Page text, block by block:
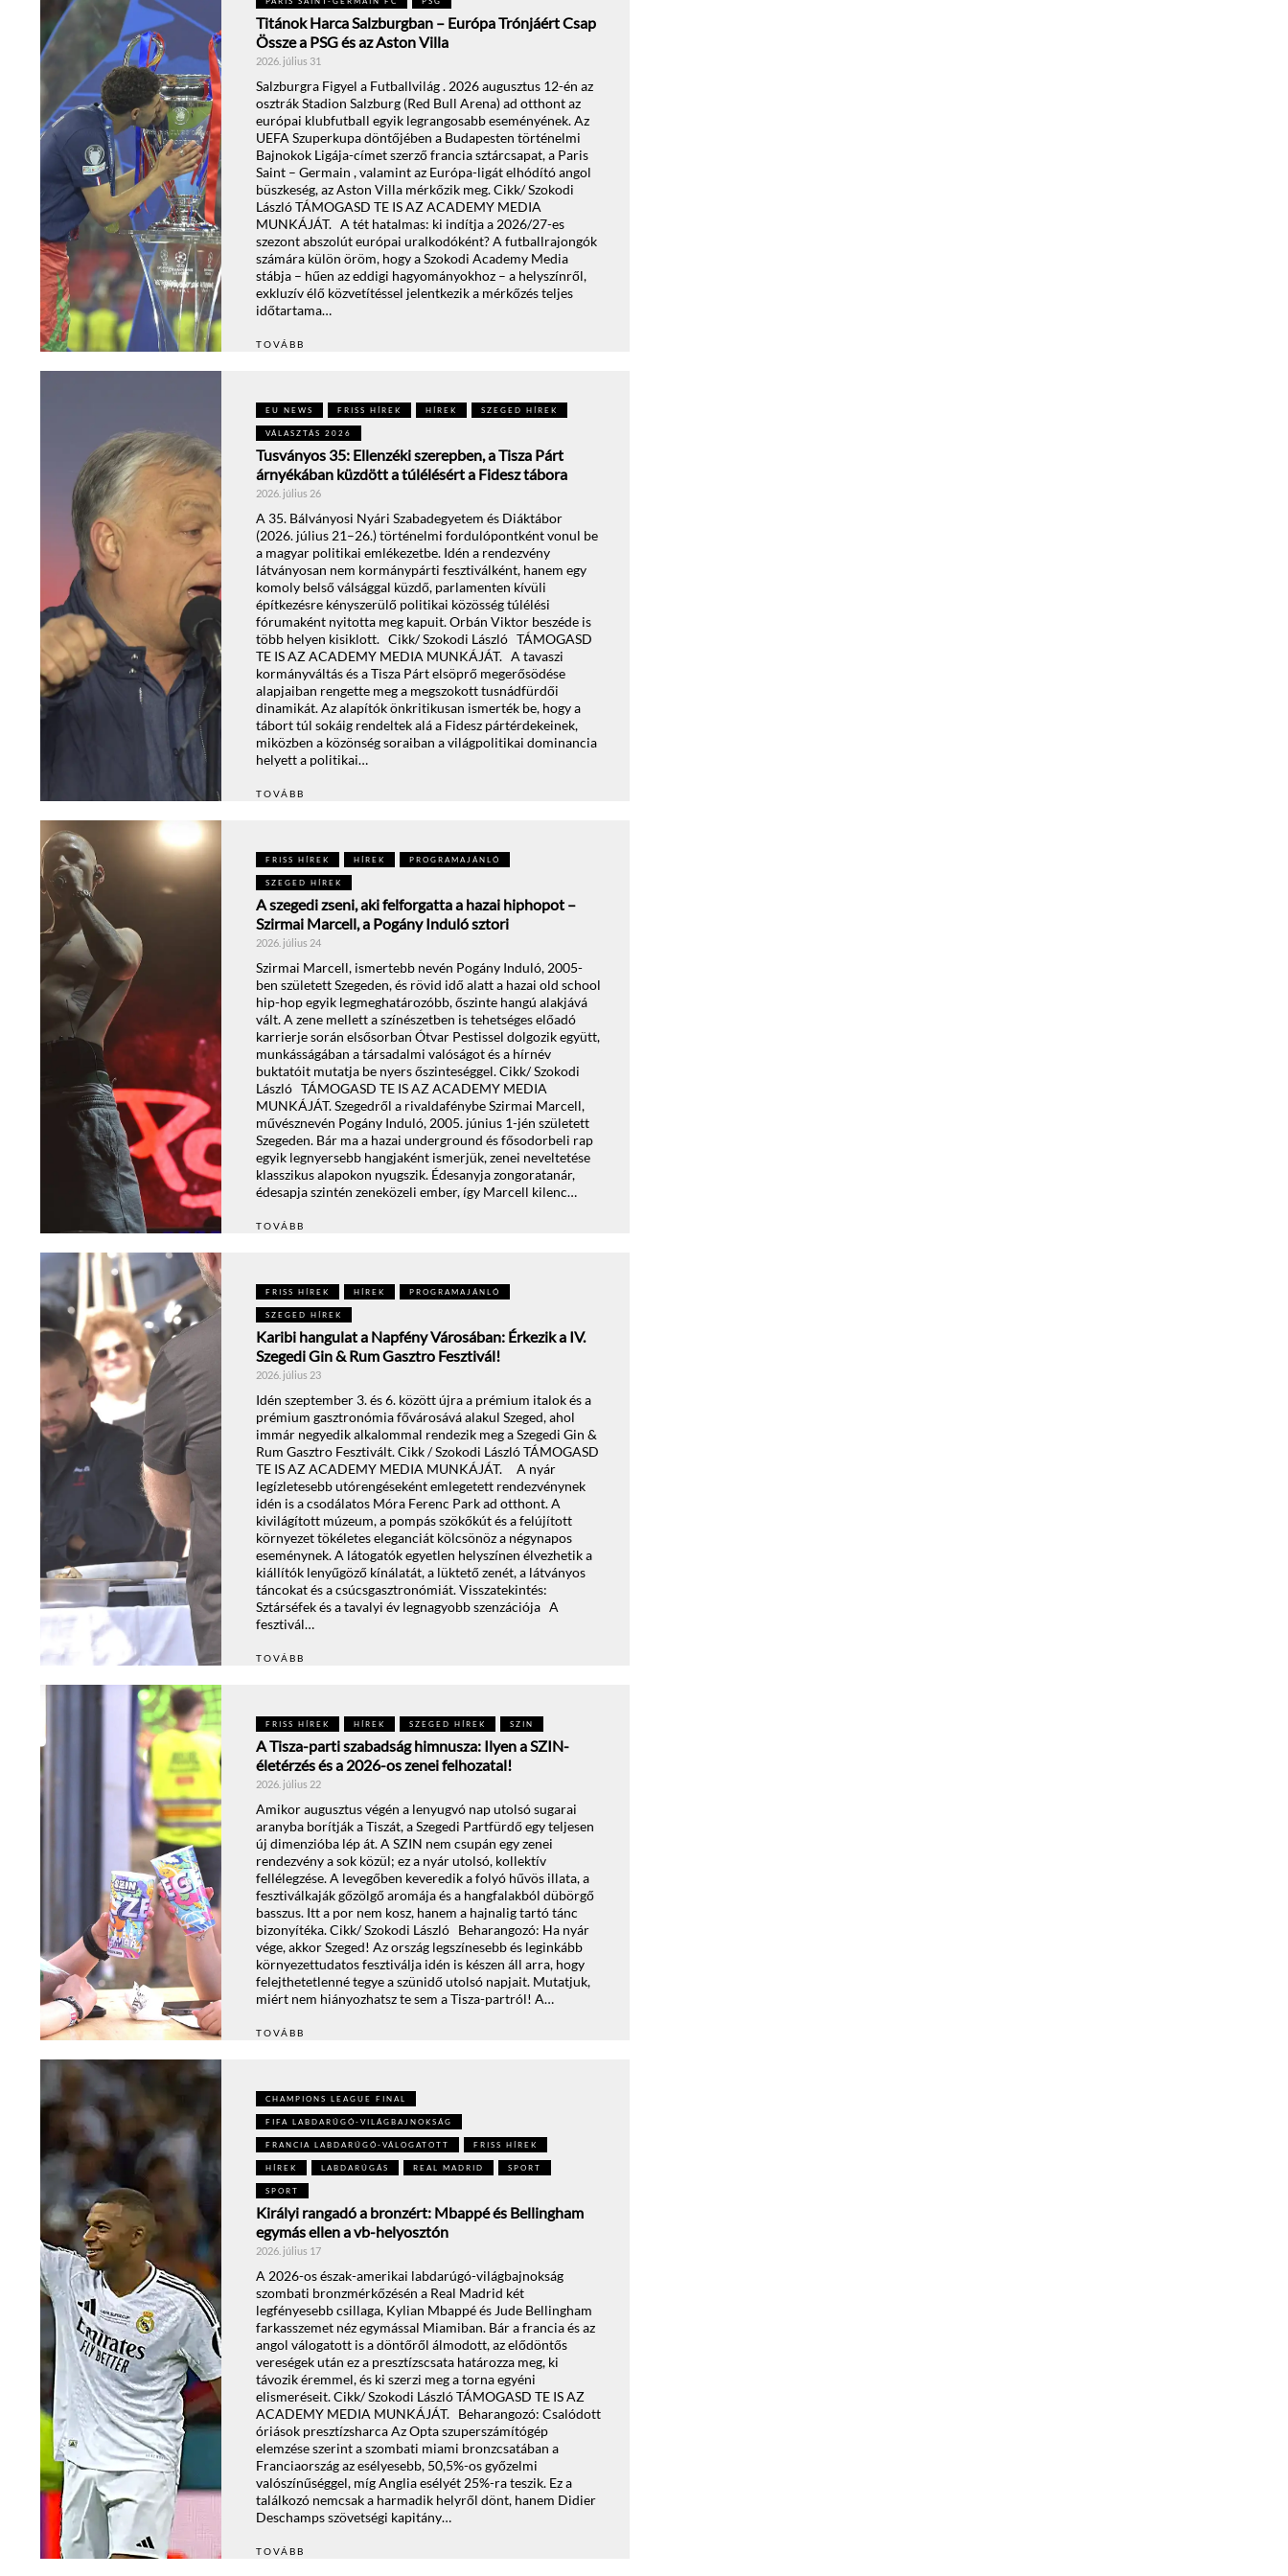
Titánok Harca Salzburgban – Európa Trónjáért Csap
Össze a PSG és az Aston Villa
2026. július 31
Salzburgra Figyel a Futballvilág . 2026 augusztus 12-én az
osztrák Stadion Salzburg (Red Bull Arena) ad otthont az
európai klubfutball egyik legrangosabb eseményének. Az
UEFA Szuperkupa döntőjében a Budapesten történelmi
Bajnokok Ligája-címet szerző francia sztárcsapat, a Paris
Saint – Germain , valamint az Európa-ligát elhódító angol
büszkeség, az Aston Villa mérkőzik meg. Cikk/ Szokodi
László TÁMOGASD TE IS AZ ACADEMY MEDIA
MUNKÁJÁT. A tét hatalmas: ki indítja a 2026/27-es
szezont abszolút európai uralkodóként? A futballrajongók
számára külön öröm, hogy a Szokodi Academy Media
stábja – hűen az eddigi hagyományokhoz – a helyszínről,
exkluzív élő közvetítéssel jelentkezik a mérkőzés teljes
időtartama…
TOVÁBB
EU NEWS FRISS HÍREK HÍREK SZEGED HÍREK
VÁLASZTÁS 2026
Tusványos 35: Ellenzéki szerepben, a Tisza Párt
árnyékában küzdött a túlélésért a Fidesz tábora
2026. július 26
A 35. Bálványosi Nyári Szabadegyetem és Diáktábor
(2026. július 21–26.) történelmi fordulópontként vonul be
a magyar politikai emlékezetbe. Idén a rendezvény
látványosan nem kormánypárti fesztiválként, hanem egy
komoly belső válsággal küzdő, parlamenten kívüli
építkezésre kényszerülő politikai közösség túlélési
fórumaként nyitotta meg kapuit. Orbán Viktor beszéde is
több helyen kisiklott. Cikk/ Szokodi László TÁMOGASD
TE IS AZ ACADEMY MEDIA MUNKÁJÁT. A tavaszi
kormányváltás és a Tisza Párt elsöprő megerősödése
alapjaiban rengette meg a megszokott tusnádfürdői
dinamikát. Az alapítók önkritikusan ismerték be, hogy a
tábort túl sokáig rendeltek alá a Fidesz pártérdekeinek,
miközben a közönség soraiban a világpolitikai dominancia
helyett a politikai…
TOVÁBB
FRISS HÍREK HÍREK PROGRAMAJÁNLÓ
SZEGED HÍREK
A szegedi zseni, aki felforgatta a hazai hiphopot –
Szirmai Marcell, a Pogány Induló sztori
2026. július 24
Szirmai Marcell, ismertebb nevén Pogány Induló, 2005-
ben született Szegeden, és rövid idő alatt a hazai old school
hip-hop egyik legmeghatározóbb, őszinte hangú alakjává
vált. A zene mellett a színészetben is tehetséges előadó
karrierje során elsősorban Ótvar Pestissel dolgozik együtt,
munkásságában a társadalmi valóságot és a hírnév
buktatóit mutatja be nyers őszinteséggel. Cikk/ Szokodi
László TÁMOGASD TE IS AZ ACADEMY MEDIA
MUNKÁJÁT. Szegedről a rivaldafénybe Szirmai Marcell,
művésznevén Pogány Induló, 2005. június 1-jén született
Szegeden. Bár ma a hazai underground és fősodorbeli rap
egyik legnyersebb hangjaként ismerjük, zenei neveltetése
klasszikus alapokon nyugszik. Édesanyja zongoratanár,
édesapja szintén zeneközeli ember, így Marcell kilenc…
TOVÁBB
FRISS HÍREK HÍREK PROGRAMAJÁNLÓ
SZEGED HÍREK
Karibi hangulat a Napfény Városában: Érkezik a IV.
Szegedi Gin & Rum Gasztro Fesztivál!
2026. július 23
Idén szeptember 3. és 6. között újra a prémium italok és a
prémium gasztronómia fővárosává alakul Szeged, ahol
immár negyedik alkalommal rendezik meg a Szegedi Gin &
Rum Gasztro Fesztivált. Cikk / Szokodi László TÁMOGASD
TE IS AZ ACADEMY MEDIA MUNKÁJÁT. A nyár
legízletesebb utórengéseként emlegetett rendezvénynek
idén is a csodálatos Móra Ferenc Park ad otthont. A
kivilágított múzeum, a pompás szökőkút és a felújított
környezet tökéletes eleganciát kölcsönöz a négynapos
eseménynek. A látogatók egyetlen helyszínen élvezhetik a
kiállítók lenyűgöző kínálatát, a lüktető zenét, a látványos
táncokat és a csúcsgasztronómiát. Visszatekintés:
Sztárséfek és a tavalyi év legnagyobb szenzációja A
fesztivál…
TOVÁBB
FRISS HÍREK HÍREK SZEGED HÍREK SZIN
A Tisza-parti szabadság himnusza: Ilyen a SZIN-
életérzés és a 2026-os zenei felhozatal!
2026. július 22
Amikor augusztus végén a lenyugvó nap utolsó sugarai
aranyba borítják a Tiszát, a Szegedi Partfürdő egy teljesen
új dimenzióba lép át. A SZIN nem csupán egy zenei
rendezvény a sok közül; ez a nyár utolsó, kollektív
fellélegzése. A levegőben keveredik a folyó hűvös illata, a
fesztiválkaják gőzölgő aromája és a hangfalakból dübörgő
basszus. Itt a por nem kosz, hanem a hajnalig tartó tánc
bizonyítéka. Cikk/ Szokodi László Beharangozó: Ha nyár
vége, akkor Szeged! Az ország legszínesebb és leginkább
környezettudatos fesztiválja idén is készen áll arra, hogy
felejthetetlenné tegye a szünidő utolsó napjait. Mutatjuk,
miért nem hiányozhatsz te sem a Tisza-partról! A…
TOVÁBB
CHAMPIONS LEAGUE FINAL
FIFA LABDARÚGÓ-VILÁGBAJNOKSÁG
FRANCIA LABDARÚGÓ-VÁLOGATOTT FRISS HÍREK
HÍREK LABDARÚGÁS REAL MADRID SPORT
SPORT
Királyi rangadó a bronzért: Mbappé és Bellingham
egymás ellen a vb-helyosztón
2026. július 17
A 2026-os észak-amerikai labdarúgó-világbajnokság
szombati bronzmérkőzésén a Real Madrid két
legfényesebb csillaga, Kylian Mbappé és Jude Bellingham
farkasszemet néz egymással Miamiban. Bár a francia és az
angol válogatott is a döntőről álmodott, az elődöntős
vereségek után ez a presztízscsata határozza meg, ki
távozik éremmel, és ki szerzi meg a torna egyéni
elismeréseit. Cikk/ Szokodi László TÁMOGASD TE IS AZ
ACADEMY MEDIA MUNKÁJÁT. Beharangozó: Csalódott
óriások presztízsharca Az Opta szuperszámítógép
elemzése szerint a szombati miami bronzcsatában a
Franciaország az esélyesebb, 50,5%-os győzelmi
valószínűséggel, míg Anglia esélyét 25%-ra teszik. Ez a
találkozó nemcsak a harmadik helyről dönt, hanem Didier
Deschamps szövetségi kapitány…
TOVÁBB